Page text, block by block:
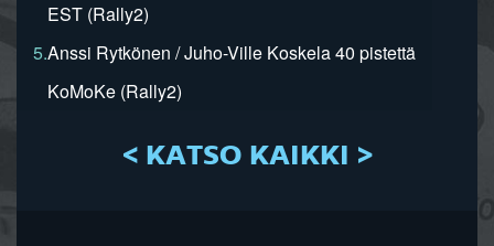
EST (Rally2)
5.Anssi Rytkönen / Juho-Ville Koskela 40 pistettä
KoMoKe (Rally2)
< KATSO KAIKKI >